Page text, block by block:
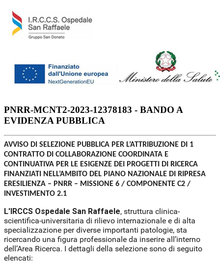
PNRR-MCNT2-2023-12378183 - BANDO A
EVIDENZA PUBBLICA
AVVISO DI SELEZIONE PUBBLICA PER L’ATTRIBUZIONE DI 1
CONTRATTO DI COLLABORAZIONE COORDINATA E
CONTINUATIVA PER LE ESIGENZE DEI PROGETTI DI RICERCA
FINANZIATI NELL’AMBITO DEL PIANO NAZIONALE DI RIPRESA
ERESILIENZA – PNRR – MISSIONE 6 / COMPONENTE C2 /
INVESTIMENTO 2.1
L'IRCCS Ospedale San Raffaele, struttura clinica-
scientifica-universitaria di rilievo internazionale e di alta
specializzazione per diverse importanti patologie, sta
ricercando una figura professionale da inserire all’interno
dell’Area Ricerca. I dettagli della selezione sono di seguito
elencati: